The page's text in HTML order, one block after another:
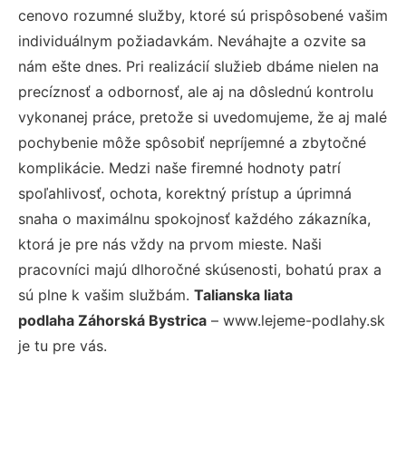
cenovo rozumné služby, ktoré sú prispôsobené vašim
individuálnym požiadavkám. Neváhajte a ozvite sa
nám ešte dnes. Pri realizácií služieb dbáme nielen na
precíznosť a odbornosť, ale aj na dôslednú kontrolu
vykonanej práce, pretože si uvedomujeme, že aj malé
pochybenie môže spôsobiť nepríjemné a zbytočné
komplikácie. Medzi naše firemné hodnoty patrí
spoľahlivosť, ochota, korektný prístup a úprimná
snaha o maximálnu spokojnosť každého zákazníka,
ktorá je pre nás vždy na prvom mieste. Naši
pracovníci majú dlhoročné skúsenosti, bohatú prax a
sú plne k vašim službám. Talianska liata
podlaha Záhorská Bystrica – www.lejeme-podlahy.sk
je tu pre vás.